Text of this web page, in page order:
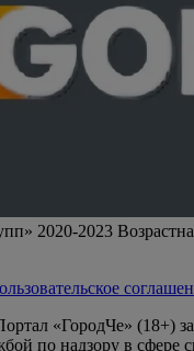
2020-2023
«ГородЧе» (18+)
по надзору в сфере